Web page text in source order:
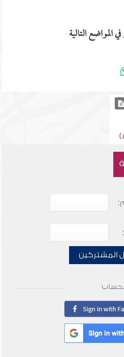
التالية
المشتركين
بحساب